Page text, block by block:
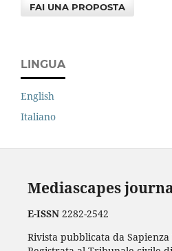
FAI UNA PROPOSTA
LINGUA
English
Italiano
Mediascapes
E-ISSN2282-2542
Rivista pubblicata da